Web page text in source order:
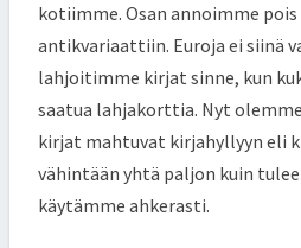
kotiimme. Osan annoimme
antikvariaattiin. Euroja ei siinä
lahjoitimme kirjat sinne, kun
saatua lahjakorttia. Nyt
kirjat mahtuvat kirjahyllyyn eli
vähintään yhtä paljon kuin
käytämme ahkerasti.